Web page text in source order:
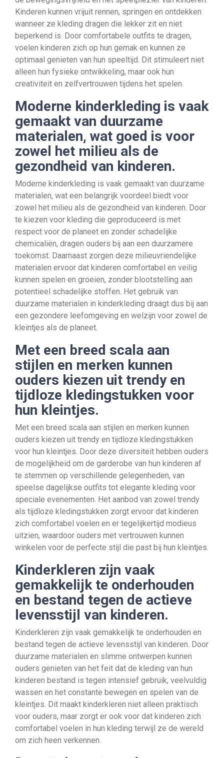
Kinderen kunnen vrijuit rennen, springen en ontdekken
wanneer ze kleding dragen die lekker zit en niet
beperkend is. Door comfortabele outfits te dragen,
voelen kinderen zich op hun gemak en kunnen ze
optimaal genieten van hun speeltijd. Dit stimuleert niet
alleen hun fysieke ontwikkeling, maar ook hun
creativiteit en zelfvertrouwen tijdens het spelen.
Moderne kinderkleding is vaak
gemaakt van duurzame
materialen, wat goed is voor
zowel het milieu als de
gezondheid van kinderen.
Moderne kinderkleding is vaak gemaakt van duurzame
materialen, wat een belangrijk voordeel biedt voor
zowel het milieu als de gezondheid van kinderen. Door
te kiezen voor kleding die geproduceerd is met
respect voor de planeet en zonder schadelijke
chemicaliën, dragen ouders bij aan een duurzamere
toekomst. Daarnaast zorgen deze milieuvriendelijke
materialen ervoor dat kinderen comfortabel en veilig
kunnen spelen en groeien, zonder blootstelling aan
potentieel schadelijke stoffen. Het gebruik van
duurzame materialen in kinderkleding draagt dus bij aan
een gezondere leefomgeving en welzijn voor zowel de
kleintjes als de planeet.
Met een breed scala aan
stijlen en merken kunnen
ouders kiezen uit trendy en
tijdloze kledingstukken voor
hun kleintjes.
Met een breed scala aan stijlen en merken kunnen
ouders kiezen uit trendy en tijdloze kledingstukken
voor hun kleintjes. Door deze diversiteit hebben ouders
de mogelijkheid om de garderobe van hun kinderen af
te stemmen op verschillende gelegenheden, van
speelse dagelijkse outfits tot elegante kleding voor
speciale evenementen. Het aanbod van zowel trendy
als tijdloze kledingstukken zorgt ervoor dat kinderen
zich comfortabel voelen en er tegelijkertijd modieus
uitzien, waardoor ouders met vertrouwen kunnen
winkelen voor de perfecte stijl die past bij hun kleintjes.
Kinderkleren zijn vaak
gemakkelijk te onderhouden
en bestand tegen de actieve
levensstijl van kinderen.
Kinderkleren zijn vaak gemakkelijk te onderhouden en
bestand tegen de actieve levensstijl van kinderen. Door
duurzame materialen en slimme ontwerpen kunnen
ouders genieten van het feit dat de kleding van hun
kinderen bestand is tegen intensief gebruik, veelvuldig
wassen en het constante bewegen en spelen van de
kleintjes. Dit maakt kinderkleren niet alleen praktisch
voor ouders, maar zorgt er ook voor dat kinderen zich
comfortabel voelen in hun kleding terwijl ze de wereld
om zich heen verkennen.